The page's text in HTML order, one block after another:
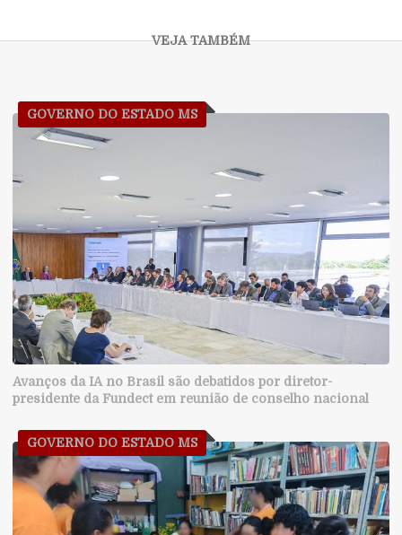
GOVERNO DO ESTADO MS
Avanços da IA no Brasil são debatidos por diretor-
presidente da Fundect em reunião de conselho nacional
GOVERNO DO ESTADO MS